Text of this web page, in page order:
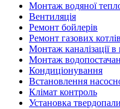
Монтаж водяної
Вентиляція
Ремонт бойлерів
Ремонт газових котлів
Монтаж каналізації
Монтаж
Кондиціонування
Встановлення
Клімат контроль
Установка